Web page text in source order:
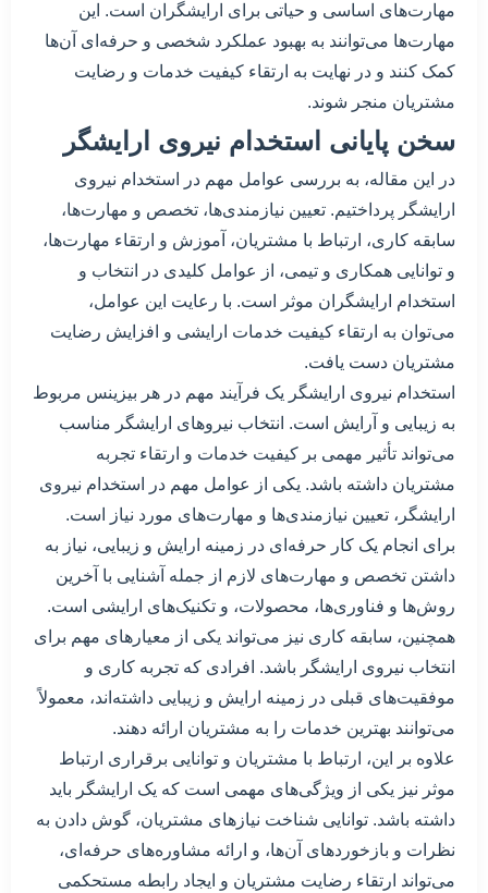
مهارت‌های اساسی و حیاتی برای ارایشگران است. این
مهارت‌ها می‌توانند به بهبود عملکرد شخصی و حرفه‌ای آن‌ها
کمک کنند و در نهایت به ارتقاء کیفیت خدمات و رضایت
مشتریان منجر شوند.
سخن پایانی استخدام نیروی ارایشگر
در این مقاله، به بررسی عوامل مهم در استخدام نیروی
ارایشگر پرداختیم. تعیین نیازمندی‌ها، تخصص و مهارت‌ها،
سابقه کاری، ارتباط با مشتریان، آموزش و ارتقاء مهارت‌ها،
و توانایی همکاری و تیمی، از عوامل کلیدی در انتخاب و
استخدام ارایشگران موثر است. با رعایت این عوامل،
می‌توان به ارتقاء کیفیت خدمات ارایشی و افزایش رضایت
مشتریان دست یافت.
استخدام نیروی ارایشگر یک فرآیند مهم در هر بیزینس مربوط
به زیبایی و آرایش است. انتخاب نیروهای ارایشگر مناسب
می‌تواند تأثیر مهمی بر کیفیت خدمات و ارتقاء تجربه
مشتریان داشته باشد. یکی از عوامل مهم در استخدام نیروی
ارایشگر، تعیین نیازمندی‌ها و مهارت‌های مورد نیاز است.
برای انجام یک کار حرفه‌ای در زمینه ارایش و زیبایی، نیاز به
داشتن تخصص و مهارت‌های لازم از جمله آشنایی با آخرین
روش‌ها و فناوری‌ها، محصولات، و تکنیک‌های ارایشی است.
همچنین، سابقه کاری نیز می‌تواند یکی از معیارهای مهم برای
انتخاب نیروی ارایشگر باشد. افرادی که تجربه کاری و
موفقیت‌های قبلی در زمینه ارایش و زیبایی داشته‌اند، معمولاً
می‌توانند بهترین خدمات را به مشتریان ارائه دهند.
علاوه بر این، ارتباط با مشتریان و توانایی برقراری ارتباط
موثر نیز یکی از ویژگی‌های مهمی است که یک ارایشگر باید
داشته باشد. توانایی شناخت نیازهای مشتریان، گوش دادن به
نظرات و بازخوردهای آن‌ها، و ارائه مشاوره‌های حرفه‌ای،
می‌تواند ارتقاء رضایت مشتریان و ایجاد رابطه مستحکمی